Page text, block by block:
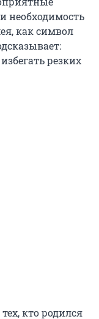
необходимость
как символ
резких
кто родился